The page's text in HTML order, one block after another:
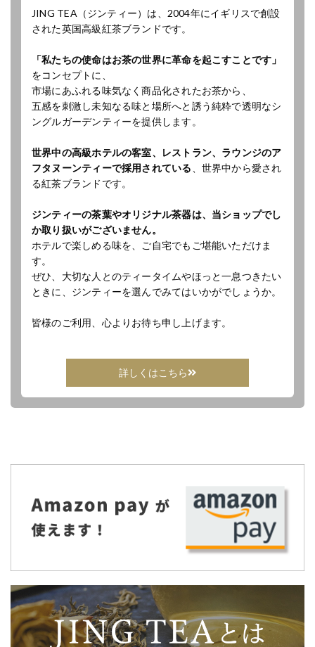
JING TEA（ジンティー）は、2004年にイギリスで創設
された英国高級紅茶ブランドです。
「私たちの使命はお茶の世界に革命を起こすことです」
をコンセプトに、
市場にあふれる味気なく商品化されたお茶から、
五感を刺激し未知なる味と場所へと誘う純粋で透明なシ
ングルガーデンティーを提供します。
世界中の高級ホテルの客室、レストラン、ラウンジのア
フタヌーンティーで採用されている 、世界中から愛され
る紅茶ブランドです。
ジンティーの茶葉やオリジナル茶器は、当ショップでし
か取り扱いがございません。
ホテルで楽しめる味を、ご自宅でもご堪能いただけま
す。
ぜひ、大切な人とのティータイムやほっと一息つきたい
ときに、ジンティーを選んでみてはいかがでしょうか。
皆様のご利用、心よりお待ち申し上げます。
詳しくはこちら